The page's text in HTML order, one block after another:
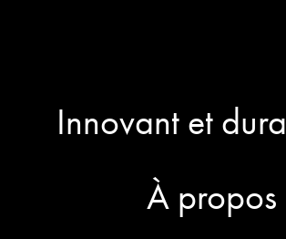
Innovant et
À propos